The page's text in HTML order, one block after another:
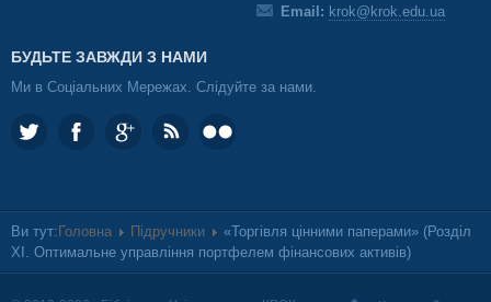
Email: krok@krok.edu.ua
БУДЬТЕ ЗАВЖДИ З НАМИ
Ми в Соціальних Мережах. Слідуйте за нами.
Ви тут: Головна Підручники
«Торгівля цінними паперами» (Розділ
XІ. Оптимальне управління портфелем фінансових активів)